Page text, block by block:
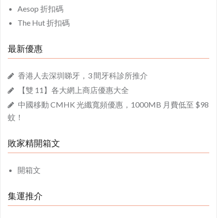
Aesop 折扣碼
The Hut 折扣碼
最新優惠
香港人去深圳睇牙，3 間牙科診所推介
【雙 11】各大網上商店優惠大全
中國移動 CMHK 光纖寬頻優惠，1000MB 月費低至 $98
蚊！
敗家精開箱文
開箱文
集運推介